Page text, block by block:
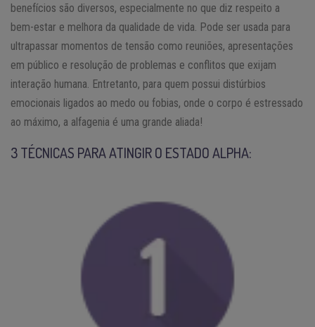
benefícios são diversos, especialmente no que diz respeito a
bem-estar e melhora da qualidade de vida. Pode ser usada para
ultrapassar momentos de tensão como reuniões, apresentações
em público e resolução de problemas e conflitos que exijam
interação humana. Entretanto, para quem possui distúrbios
emocionais ligados ao medo ou fobias, onde o corpo é estressado
ao máximo, a alfagenia é uma grande aliada!
3 TÉCNICAS PARA ATINGIR O ESTADO ALPHA: